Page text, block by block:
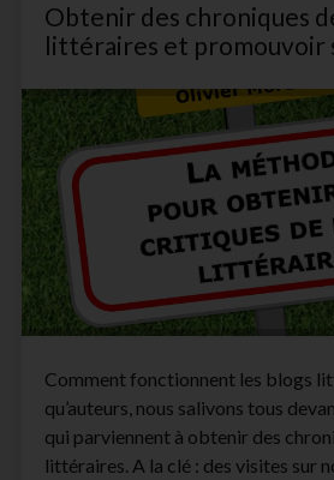
France
Obtenir des chroniques
littéraires et promouvoir
Comment fonctionnent les blogs
qu’auteurs, nous salivons tous
qui parviennent à obtenir des
littéraires. A la clé : des visites sur